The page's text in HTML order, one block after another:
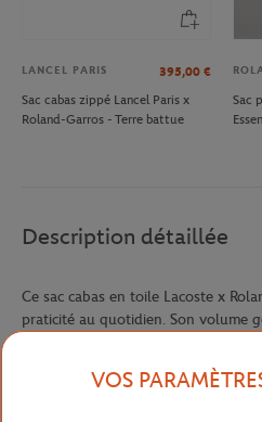
LANCEL PARIS 395,00 €
Sac cabas zippé Lancel Paris x
Roland-Garros - Terre battue
Sac
Description détaillée
Ce sac cabas en toile Lacoste x
praticité au quotidien. Son volume
pouces, pour accompagner aussi
que les escapades du week-end.
VOS